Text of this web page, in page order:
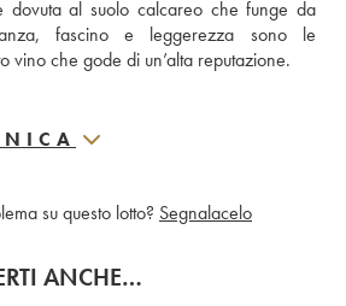
dovuta al suolo calcareo che funge da
fascino e leggerezza sono le
vino che gode di un’alta reputazione.
su questo lotto? Segnalacelo
ANCHE…